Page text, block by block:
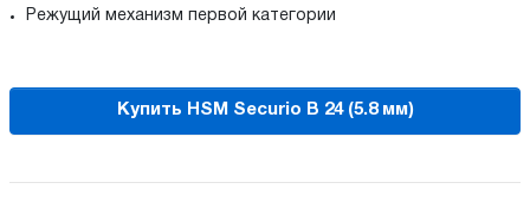
Режущий механизм первой категории
Купить HSM Securio B 24 (5.8 мм)